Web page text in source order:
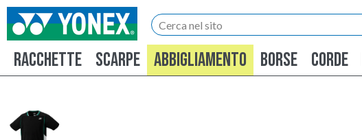
RACCHETTE SCARPE ABBIGLIAMENTO BORSE CORDE